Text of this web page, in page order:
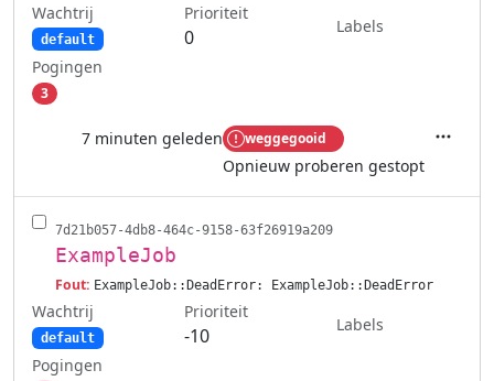
Wachtrij
default
Prioriteit
0
Labels
Pogingen
3
7 minuten geleden weggegooid
Opnieuw proberen gestopt
7d21b057-4db8-464c-9158-63f26919a209
ExampleJob
Fout: ExampleJob::DeadError: ExampleJob::DeadError
Wachtrij
default
Prioriteit
-10
Labels
Pogingen